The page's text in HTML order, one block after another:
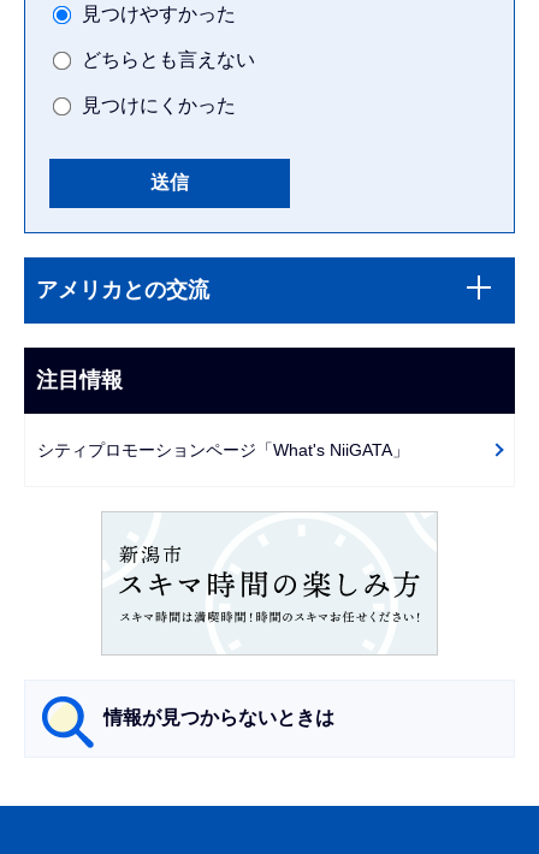
見つけやすかった
どちらとも言えない
見つけにくかった
文
こ
ま
で
ビ
ー
アメリカとの交流
注目情報
シティプロモーションページ「What's NiiGATA」
情報が見つからないときは